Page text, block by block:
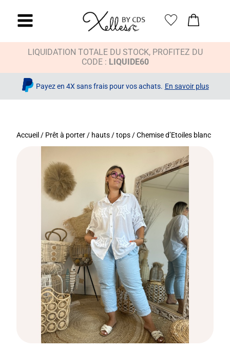
LIQUIDATION TOTALE DU STOCK, PROFITEZ DU
CODE : LIQUIDE60
Payez en 4X sans frais pour vos achats. En savoir plus
Accueil / Prêt à porter / hauts / tops / Chemise d’Etoiles blanc